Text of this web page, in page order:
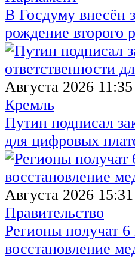
В Госдуму внесён
рождение второго
Августа 2026 11:35
Кремль
Путин подписал
для цифровых
Августа 2026 15:31
Правительство
Регионы получат 6
восстановление